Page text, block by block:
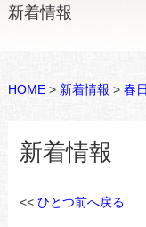
新着情報
HOME> 新着情報 > 春
新着情報
<< ひとつ前へ戻る